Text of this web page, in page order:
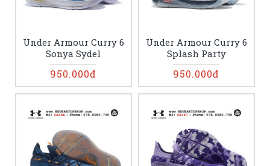
Under Armour Curry 6
Sonya Sydel
950.000đ
Under Armour Curry 6
Splash Party
950.000đ